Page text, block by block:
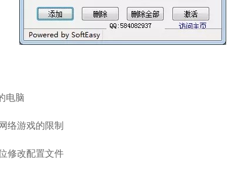
电脑
络游戏的限制
修改配置文件